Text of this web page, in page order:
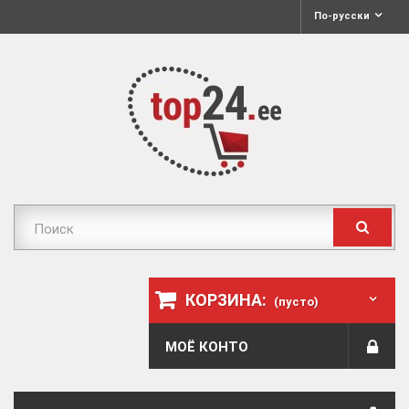
По-русски
КОРЗИНА: (пусто)
МОЁ КОНТО